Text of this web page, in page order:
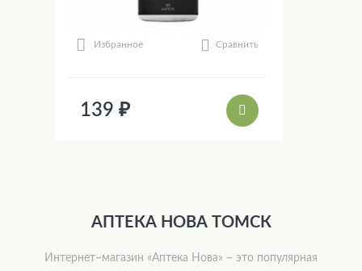
Избранное Сравнить
139 ₽
АПТЕКА НОВА ТОМСК
Интернет–магазин «Аптека Нова» – это популярная